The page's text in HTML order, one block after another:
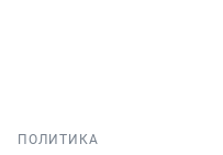
ПОЛИТИКА